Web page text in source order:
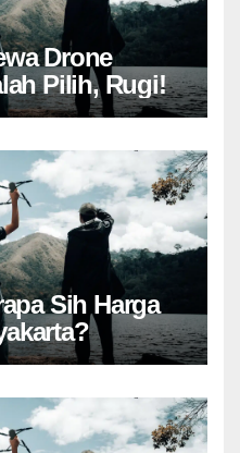
Drone
Pilih, Rugi!
Sih Harga